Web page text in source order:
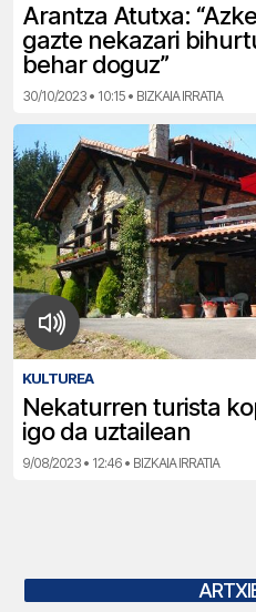
Arantza Atutxa:
gazte nekazari
behar doguz”
30/10/2023 • 10:15 • BIZKAIA IRRATIA
KULTUREA
Nekaturren turista
igo da uztailean
9/08/2023 • 12:46 • BIZKAIA IRRATIA